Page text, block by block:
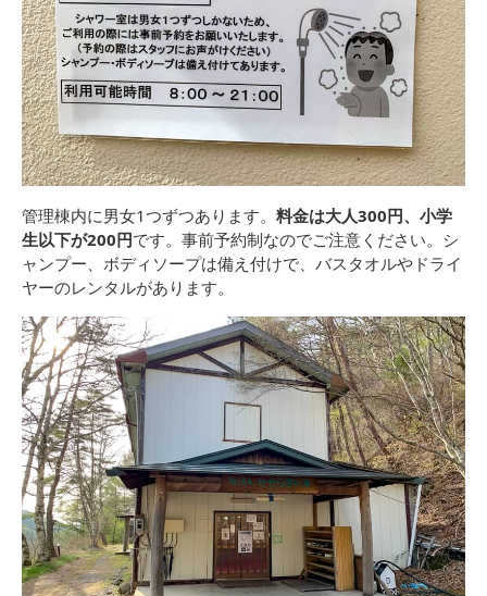
管理棟内に男女1つずつあります。 料金は大人300円、小学
生以下が200円です。事前予約制なのでご注意ください。シ
ャンプー、ボディソープは備え付けで、バスタオルやドライ
ヤーのレンタルがあります。